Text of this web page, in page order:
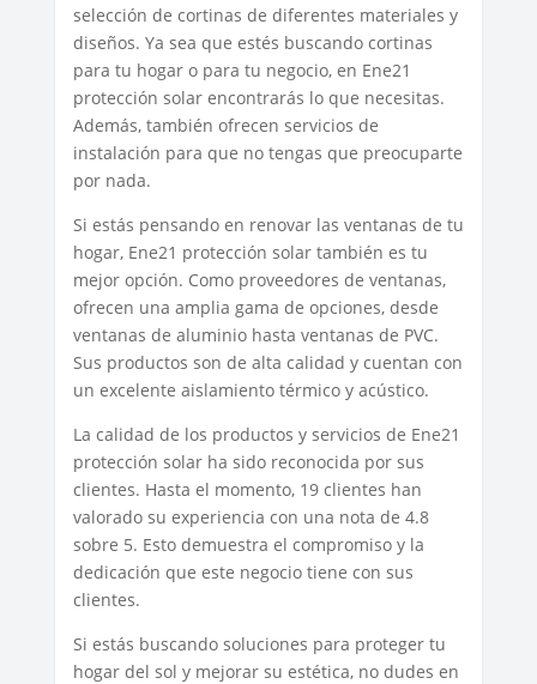
selección de cortinas de diferentes materiales y
diseños. Ya sea que estés buscando cortinas
para tu hogar o para tu negocio, en Ene21
protección solar encontrarás lo que necesitas.
Además, también ofrecen servicios de
instalación para que no tengas que preocuparte
por nada.
Si estás pensando en renovar las ventanas de tu
hogar, Ene21 protección solar también es tu
mejor opción. Como proveedores de ventanas,
ofrecen una amplia gama de opciones, desde
ventanas de aluminio hasta ventanas de PVC.
Sus productos son de alta calidad y cuentan con
un excelente aislamiento térmico y acústico.
La calidad de los productos y servicios de Ene21
protección solar ha sido reconocida por sus
clientes. Hasta el momento, 19 clientes han
valorado su experiencia con una nota de 4.8
sobre 5. Esto demuestra el compromiso y la
dedicación que este negocio tiene con sus
clientes.
Si estás buscando soluciones para proteger tu
hogar del sol y mejorar su estética, no dudes en